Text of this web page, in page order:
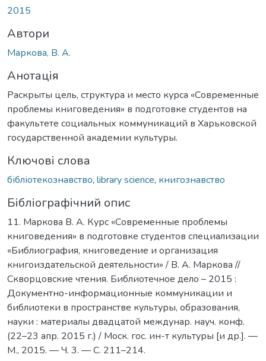
2015
Автори
Маркова, В. А.
Анотація
Раскрыты цель, структура и место курса «Современные
проблемы книговедения» в подготовке студентов на
факультете социальных коммуникаций в Харьковской
государственной академии культуры.
Ключові слова
бібліотекознавство, library science, книгознавство
Бібліографічний опис
11. Маркова В. А. Курс «Современные проблемы
книговедения» в подготовке студентов специализации
«Библиография, книговедение и организация
книгоиздательской деятельности» / В. А. Маркова //
Скворцовские чтения. Библиотечное дело – 2015 :
Документно-информационные коммуникации и
библиотеки в пространстве культуры, образования,
науки : материалы двадцатой междунар. науч. конф.
(22–23 апр. 2015 г.) / Моск. гос. ин-т культуры [и др.]. —
М., 2015. — Ч. 3. — C. 211–214.